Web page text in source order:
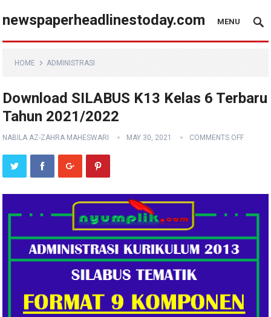
newspaperheadlinestoday.com MENU
HOME ADMINISTRASI
Download SILABUS K13 Kelas 6 Terbaru
Tahun 2021/2022
NABILA AZ-ZAHRA MAHESWARI MAY 30, 2021 COMMENTS OFF